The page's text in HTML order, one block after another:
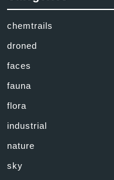
chemtrails
droned
faces
fauna
flora
industrial
nature
sky